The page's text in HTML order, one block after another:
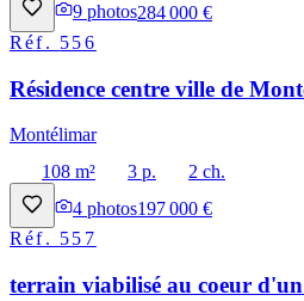
9 photos284 000 €
Réf. 556
Résidence centre ville de
Montélimar
108 m²
3 p.
2 ch.
4 photos197 000 €
Réf. 557
terrain viabilisé au coeur